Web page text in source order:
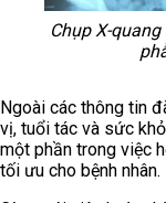
Chụp X-
Ngoài các thông tin
vị, tuổi tác và sức
một phần trong việc
tối ưu cho bệnh nhân.